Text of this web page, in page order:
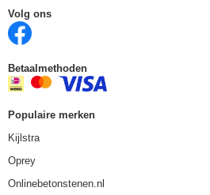
Volg ons
Betaalmethoden
Populaire merken
Kijlstra
Oprey
Onlinebetonstenen.nl